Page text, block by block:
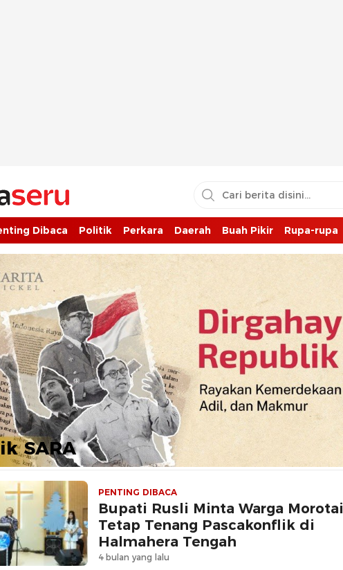
| Penting Dibaca
Dibaca Politik Perkara Daerah Buah Pikir Rupa-rupa
SARA
PENTING DIBACA
​Bupati Rusli Minta Warga Morotai
Tetap Tenang Pascakonflik di
Halmahera Tengah
4 bulan yang lalu